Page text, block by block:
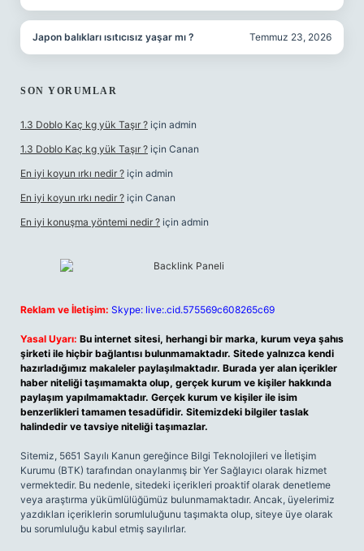
Japon balıkları ısıtıcısız yaşar mı ? Temmuz 23, 2026
SON YORUMLAR
1.3 Doblo Kaç kg yük Taşır ? için admin
1.3 Doblo Kaç kg yük Taşır ? için Canan
En iyi koyun ırkı nedir ? için admin
En iyi koyun ırkı nedir ? için Canan
En iyi konuşma yöntemi nedir ? için admin
Reklam ve İletişim: Skype: live:.cid.575569c608265c69
Yasal Uyarı: Bu internet sitesi, herhangi bir marka, kurum veya şahıs
şirketi ile hiçbir bağlantısı bulunmamaktadır. Sitede yalnızca kendi
hazırladığımız makaleler paylaşılmaktadır. Burada yer alan içerikler
haber niteliği taşımamakta olup, gerçek kurum ve kişiler hakkında
paylaşım yapılmamaktadır. Gerçek kurum ve kişiler ile isim
benzerlikleri tamamen tesadüfidir. Sitemizdeki bilgiler taslak
halindedir ve tavsiye niteliği taşımazlar.
Sitemiz, 5651 Sayılı Kanun gereğince Bilgi Teknolojileri ve İletişim
Kurumu (BTK) tarafından onaylanmış bir Yer Sağlayıcı olarak hizmet
vermektedir. Bu nedenle, sitedeki içerikleri proaktif olarak denetleme
veya araştırma yükümlülüğümüz bulunmamaktadır. Ancak, üyelerimiz
yazdıkları içeriklerin sorumluluğunu taşımakta olup, siteye üye olarak
bu sorumluluğu kabul etmiş sayılırlar.